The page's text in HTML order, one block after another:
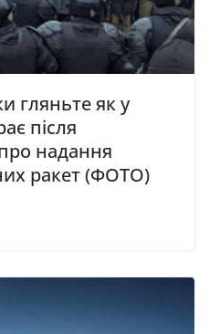
гляньте як у
після
надання
ракет (ФОТО)